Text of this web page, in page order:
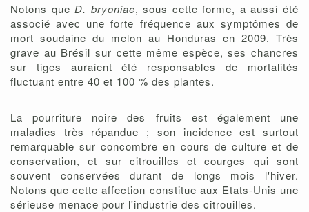
Notons que D. bryoniae, sous cette forme, a aussi été
associé avec une forte fréquence aux symptômes de
mort soudaine du melon au Honduras en 2009. Très
grave au Brésil sur cette même espèce, ses chancres
sur tiges auraient été responsables de mortalités
fluctuant entre 40 et 100 % des plantes.
La pourriture noire des fruits est également une
maladies très répandue ; son incidence est surtout
remarquable sur concombre en cours de culture et de
conservation, et sur citrouilles et courges qui sont
souvent conservées durant de longs mois l'hiver.
Notons que cette affection constitue aux Etats-Unis une
sérieuse menace pour l'industrie des citrouilles.